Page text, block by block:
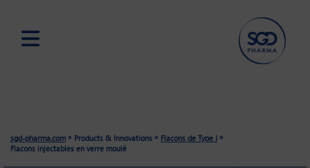
sgd-pharma.com » Products & Innovations » Flacons de Type I »
Flacons injectables en verre moulé